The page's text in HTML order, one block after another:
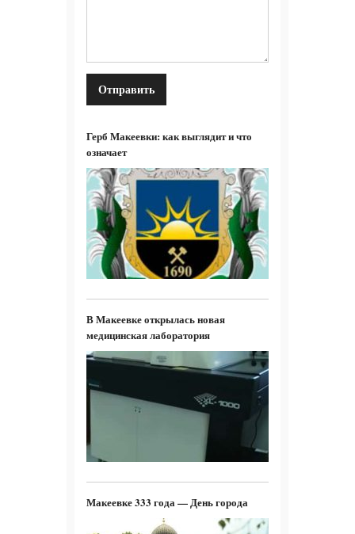
Герб Макеевки: как выглядит и что
означает
В Макеевке открылась новая
медицинская лаборатория
Макеевке 333 года — День города